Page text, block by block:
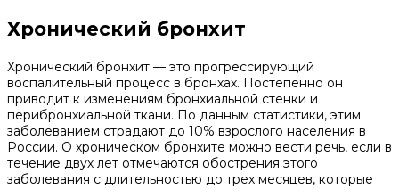
Хронический бронхит
Хронический бронхит — это прогрессирующий
воспалительный процесс в бронхах. Постепенно он
приводит к изменениям бронхиальной стенки и
перибронхиальной ткани. По данным статистики, этим
заболеванием страдают до 10% взрослого населения в
России. О хроническом бронхите можно вести речь, если в
течение двух лет отмечаются обострения этого
заболевания с длительностью до трех месяцев, которые